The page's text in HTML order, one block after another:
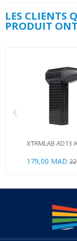
LES CLIENTS
PRODUIT
XTRMLAB AD13
179,00 MAD
‹